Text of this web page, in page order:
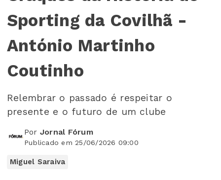
Sporting da Covilhã -
António Martinho
Coutinho
Relembrar o passado é respeitar o
presente e o futuro de um clube
Por Jornal Fórum
Publicado em 25/06/2026 09:00
Miguel Saraiva